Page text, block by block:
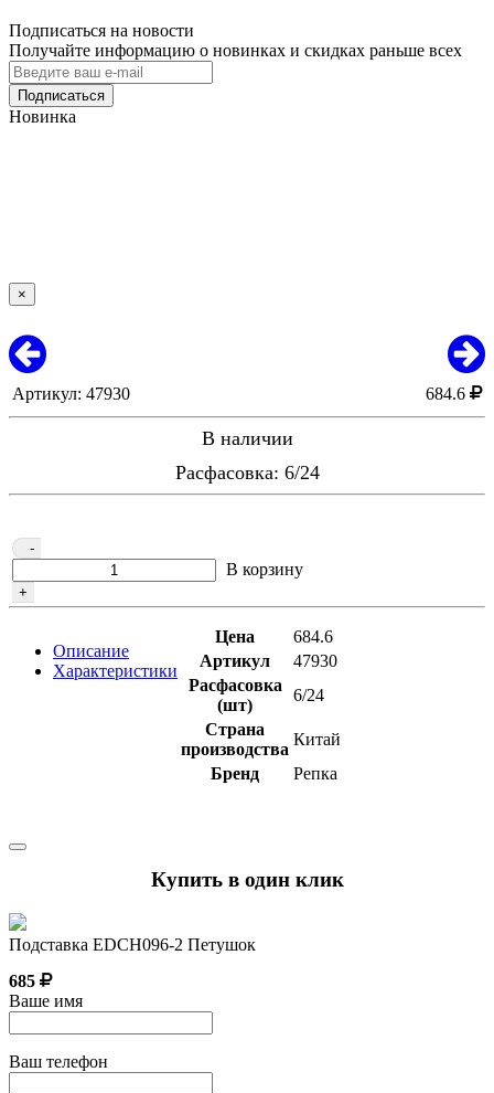
Подписаться на новости
Получайте информацию о новинках и скидках раньше всех
Подписаться
Новинка
×
Артикул: 47930 684.6
В наличии
Расфасовка: 6/24
-
+
В корзину
Описание
Характеристики
Цена
684.6
Артикул
47930
Расфасовка
(шт)
6/24
Страна
производства
Китай
Бренд
Репка
Купить в один клик
Подставка EDCH096-2 Петушок
685
Ваше имя
Ваш телефон